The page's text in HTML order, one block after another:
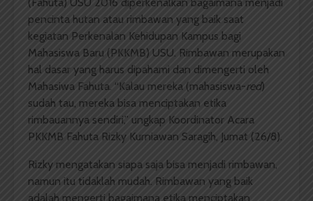
pencinta hutan atau rimbawan yang baik saat
kegiatan Perkenalan Kehidupan Kampus bagi
Mahasiswa Baru (PKKMB) USU. Rimbawan merupakan
hal dasar yang harus dipahami dan dimengerti oleh
Mahasiwa Fahuta. “Kalau mereka (mahasiswa-red)
sudah tau, mereka bisa menciptakan etika
rimbauannya sendiri,” ungkap Koordinator Acara
PKKMB Fahuta Rizky Kurniawan Saragih, Jumat (26/8).
Rizky mengatakan siapa saja bisa menjadi rimbawan,
namun itu tidaklah mudah. Rimbawan yang baik
adalah mengerti bagaimana etika menciptakan